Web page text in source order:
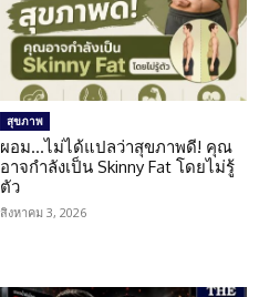
สุขภาพ
ผอม…ไม่ได้แปลว่าสุขภาพดี! คุณ
อาจกำลังเป็น Skinny Fat โดยไม่รู้
ตัว
สิงหาคม 3, 2026